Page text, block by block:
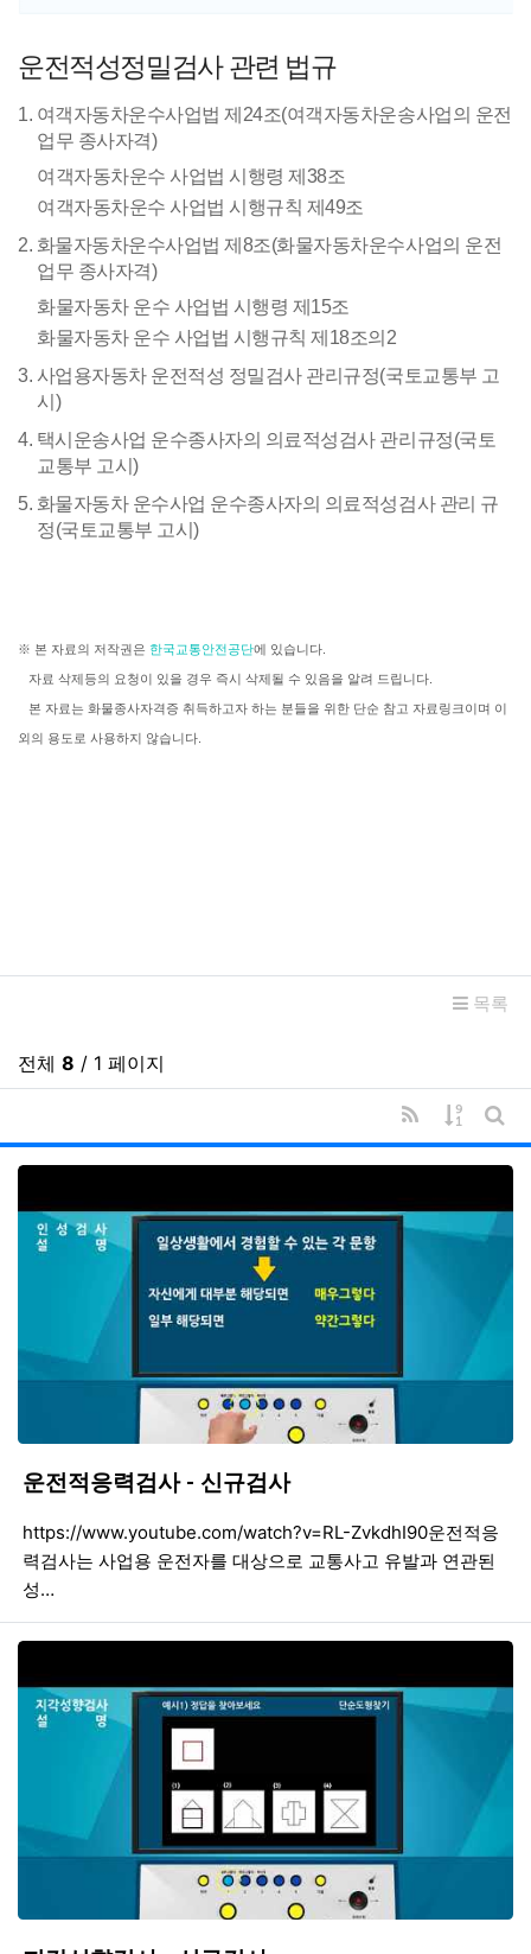
운전적성정밀검사 관련 법규
1. 여객자동차운수사업법 제24조(여객자동차운송사업의 운전
업무 종사자격)
여객자동차운수 사업법 시행령 제38조
여객자동차운수 사업법 시행규칙 제49조
2. 화물자동차운수사업법 제8조(화물자동차운수사업의 운전
업무 종사자격)
화물자동차 운수 사업법 시행령 제15조
화물자동차 운수 사업법 시행규칙 제18조의2
3. 사업용자동차 운전적성 정밀검사 관리규정(국토교통부 고
시)
4. 택시운송사업 운수종사자의 의료적성검사 관리규정(국토
교통부 고시)
5. 화물자동차 운수사업 운수종사자의 의료적성검사 관리 규
정(국토교통부 고시)
※ 본 자료의 저작권은 한국교통안전공단에 있습니다.
자료 삭제등의 요청이 있을 경우 즉시 삭제될 수 있음을 알려 드립니다.
본 자료는 화물종사자격증 취득하고자 하는 분들을 위한 단순 참고 자료링크이며 이
외의 용도로 사용하지 않습니다.
목록
전체 8 / 1 페이지
RSS
게시물
게
운전적응력검사 - 신규검사
등록일
조회
https://www.youtube.com/watch?v=RL-ZvkdhI90운전적응
력검사는 사업용 운전자를 대상으로 교통사고 유발과 연관된
성…